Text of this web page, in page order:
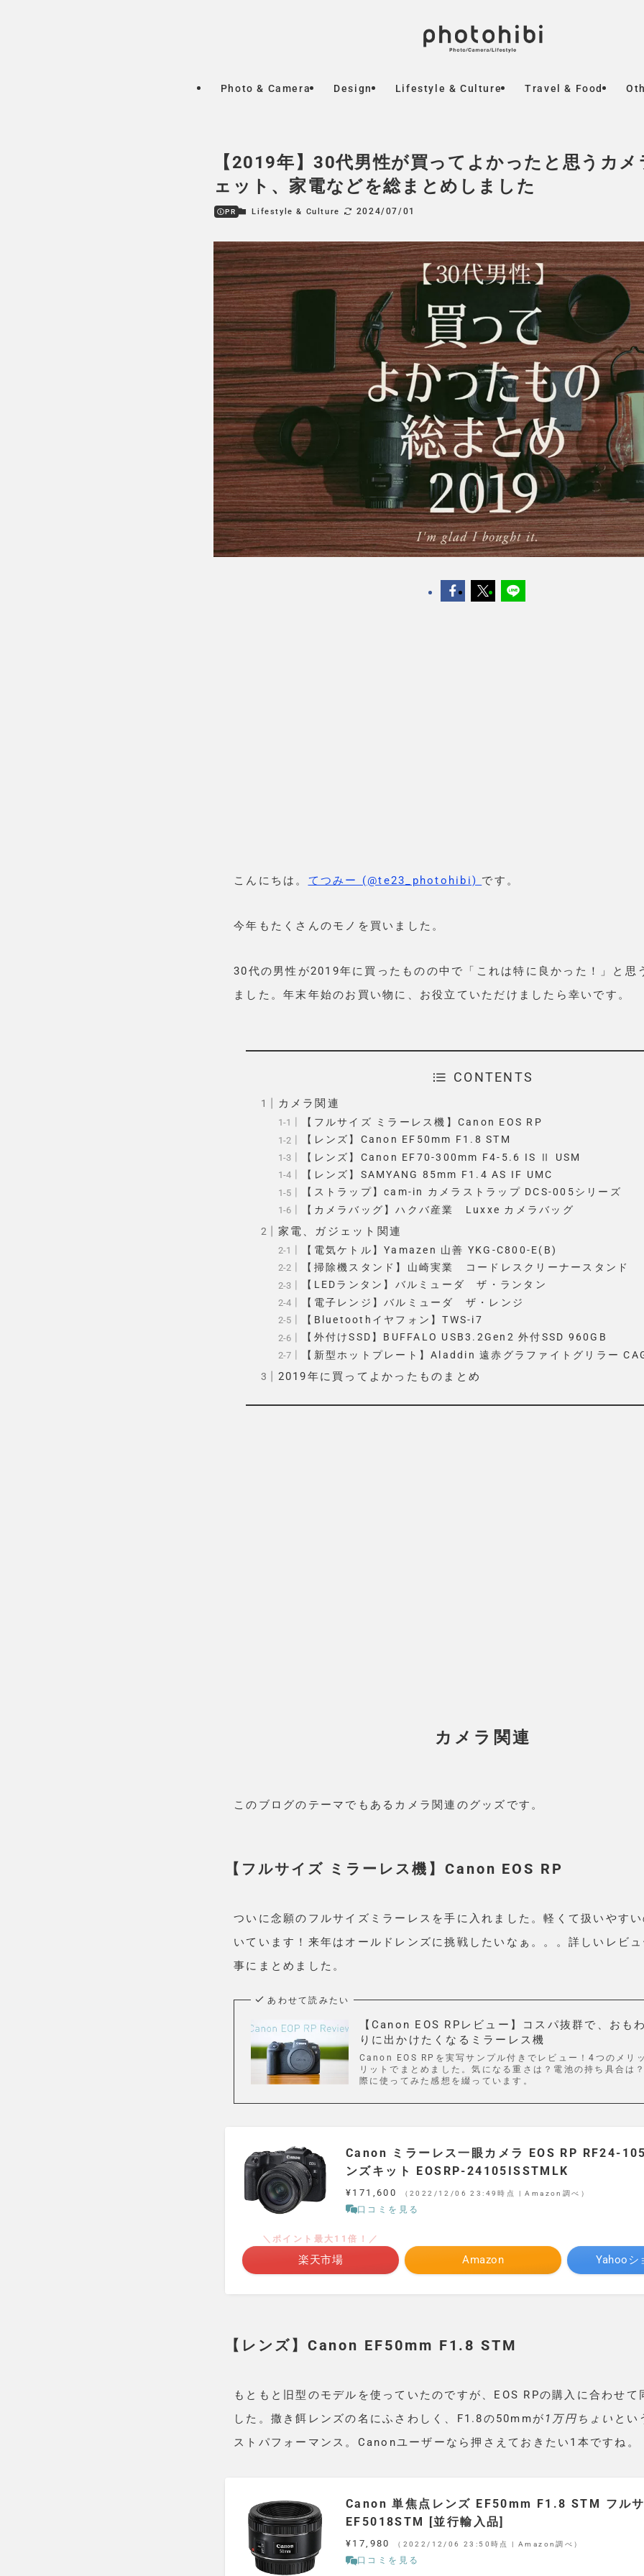
Photo & Camera Design Lifestyle & Culture Travel & Food
【2019年】30代男性が買ってよかったと思うカメ
ェット、家電などを総まとめしました
PR Lifestyle & Culture 2024/07/01
こんにちは。 てつみー (@te23_photohibi) です。
今年もたくさんのモノを買いました。
30代の男性が2019年に買ったものの中で「これは特に良かった！」と思
ました。年末年始のお買い物に、お役立ていただけましたら幸いです。
CONTENTS
カメラ関連
【フルサイズ ミラーレス機】Canon EOS RP
【レンズ】Canon EF50mm F1.8 STM
【レンズ】Canon EF70-300mm F4-5.6 IS Ⅱ USM
【レンズ】SAMYANG 85mm F1.4 AS IF UMC
【ストラップ】cam-in カメラストラップ DCS-005シリーズ
【カメラバッグ】ハクバ産業 Luxxe カメラバッグ
家電、ガジェット関連
【電気ケトル】Yamazen 山善 YKG-C800-E(B)
【掃除機スタンド】山崎実業 コードレスクリーナースタンド
【LEDランタン】バルミューダ ザ・ランタン
【電子レンジ】バルミューダ ザ・レンジ
【Bluetoothイヤフォン】TWS-i7
【外付けSSD】BUFFALO USB3.2Gen2 外付SSD 960GB
【新型ホットプレート】Aladdin 遠赤グラファイトグリラー
2019年に買ってよかったものまとめ
カメラ関連
このブログのテーマでもあるカメラ関連のグッズです。
【フルサイズ ミラーレス機】Canon EOS RP
ついに念願のフルサイズミラーレスを手に入れました。軽くて扱いやす
いています！来年はオールドレンズに挑戦したいなぁ。。。詳しいレビ
事にまとめました。
あわせて読みたい
【Canon EOS RPレビュー】コスパ抜群で、おも
りに出かけたくなるミラーレス機
Canon EOS RPを実写サンプル付きでレビュー！4つのメリ
リットでまとめました。気になる重さは？電池の持ち具合は
際に使ってみた感想を綴っています。
Canon ミラーレス一眼カメラ EOS RP RF24-
ンズキット EOSRP-24105ISSTMLK
¥171,600 （2022/12/06 23:49時点 | Amazon調べ）
口コミを見る
Amazon
＼ポイント最大11倍！／
楽天市場 Yahooシ
【レンズ】Canon EF50mm F1.8 STM
もともと旧型のモデルを使っていたのですが、EOS RPの購入に合わせて
した。撒き餌レンズの名にふさわしく、F1.8の50mmが 1万円ちょい とい
ストパフォーマンス。Canonユーザーなら押さえておきたい1本ですね。
Canon 単焦点レンズ EF50mm F1.8 STM フル
EF5018STM [並行輸入品]
¥17,980 （2022/12/06 23:50時点 | Amazon調べ）
口コミを見る